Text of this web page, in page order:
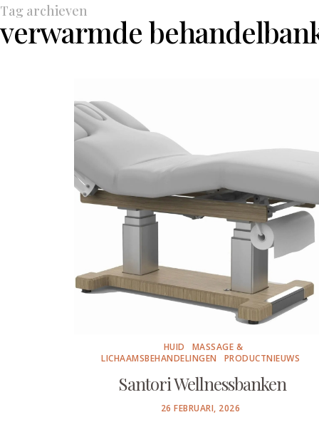
Tag archieven
verwarmde
HUID
MASSAGE &
LICHAAMSBEHANDELINGEN
PRODUCTNIEUWS
Santori Wellnessbanken
POSTED
26 FEBRUARI, 2026